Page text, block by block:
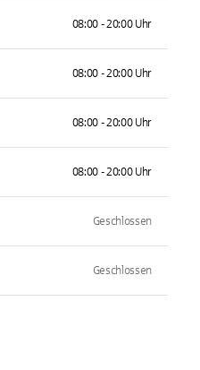
08:00 - 20:00 Uhr
08:00 - 20:00 Uhr
08:00 - 20:00 Uhr
08:00 - 20:00 Uhr
Geschlossen
Geschlossen